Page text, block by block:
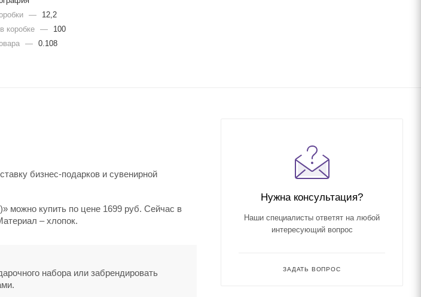
—
12,2
коробке
—
100
— 0.108
бизнес-подарков и сувенирной
можно купить по цене 1699 руб. Сейчас в
– хлопок.
набора или забрендировать
Нужна консультация?
Наши специалисты ответят на любой
интересующий вопрос
ЗАДАТЬ ВОПРОС